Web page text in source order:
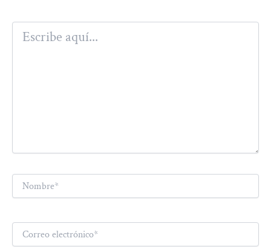
Escribe
aquí...
Nombre*
Correo
electrónico*